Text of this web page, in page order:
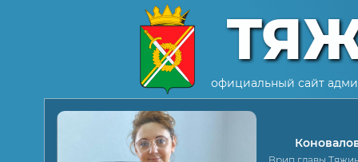
официальный сайт